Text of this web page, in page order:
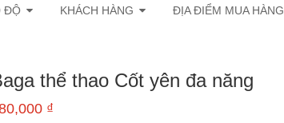
ĐỘ KHÁCH HÀNG ĐỊA ĐIỂM MUA HÀNG
thể thao Cốt yên đa năng
₫